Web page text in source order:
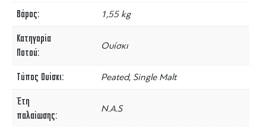
Βάρος 1,55 kg
Κατηγορία
Ποτού
Ουίσκι
Τύπος Ουίσκι Peated, Single Malt
Έτη
παλαίωσης
N.A.S